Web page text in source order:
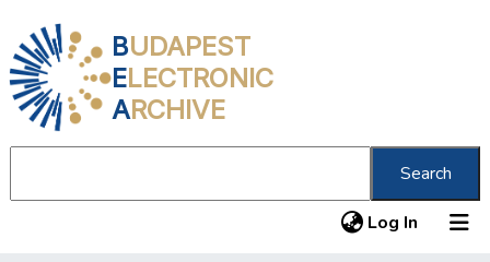
BUDAPEST
ELECTRONIC
ARCHIVE
Search
Log In (current)